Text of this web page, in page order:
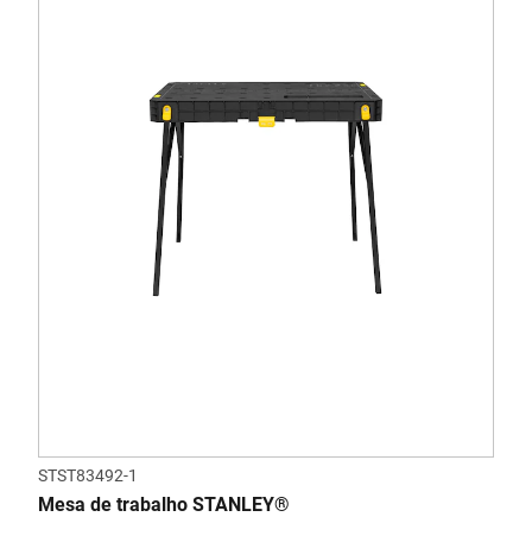
STST83492-1
Mesa de trabalho STANLEY®